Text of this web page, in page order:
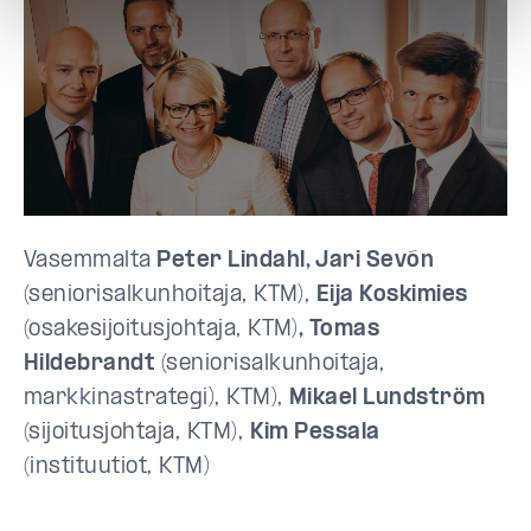
Vasemmalta Peter Lindahl, Jari Sevón
(seniorisalkunhoitaja, KTM), Eija Koskimies
(osakesijoitusjohtaja, KTM), Tomas
Hildebrandt (seniorisalkunhoitaja,
markkinastrategi), KTM), Mikael Lundström
(sijoitusjohtaja, KTM), Kim Pessala
(instituutiot, KTM)